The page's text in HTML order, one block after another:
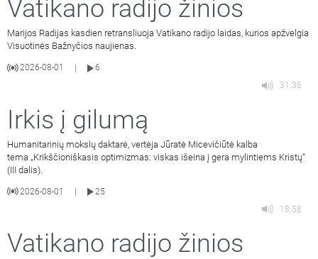
Vatikano radijo žinios
Marijos Radijas kasdien retransliuoja Vatikano radijo laidas, kurios apžvelgia
Visuotinės Bažnyčios naujienas.
2026-08-01
6
31:36
Irkis į gilumą
Humanitarinių mokslų daktarė, vertėja Jūratė Micevičiūtė kalba
tema „Krikščioniškasis optimizmas: viskas išeina į gera mylintiems Kristų“
(III dalis).
2026-08-01
25
18:58
Vatikano radijo žinios